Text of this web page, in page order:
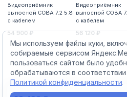
Видеоприёмник
выносной СОВА 7.2 5.8
с кабелем
54 900 ₽
Видеоприёмник
выносной СОВА
с кабелем
56 120 ₽
Мы используем файлы куки,
собираемые сервисом
пользоваться сайтом было
обрабатываются в соответствии
Политикой конфиденциальности.